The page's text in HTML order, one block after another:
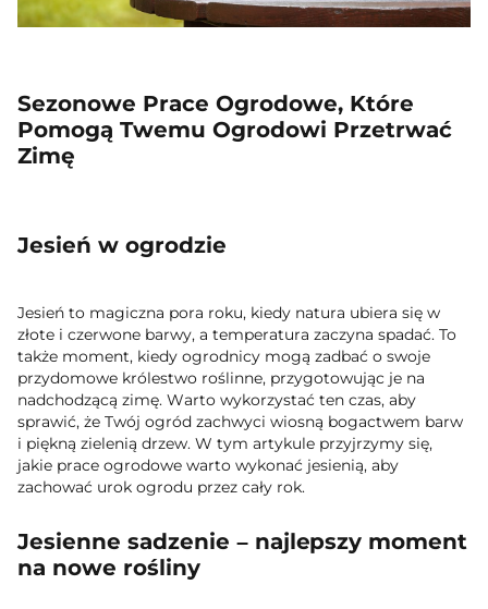
Sezonowe Prace Ogrodowe, Które
Pomogą Twemu Ogrodowi Przetrwać
Zimę
Jesień w ogrodzie
Jesień to magiczna pora roku, kiedy natura ubiera się w
złote i czerwone barwy, a temperatura zaczyna spadać. To
także moment, kiedy ogrodnicy mogą zadbać o swoje
przydomowe królestwo roślinne, przygotowując je na
nadchodzącą zimę. Warto wykorzystać ten czas, aby
sprawić, że Twój ogród zachwyci wiosną bogactwem barw
i piękną zielenią drzew. W tym artykule przyjrzymy się,
jakie prace ogrodowe warto wykonać jesienią, aby
zachować urok ogrodu przez cały rok.
Jesienne sadzenie – najlepszy moment
na nowe rośliny